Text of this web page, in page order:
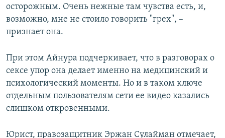
осторожным. Очень нежные там чувства есть, и,
возможно, мне не стоило говорить "грех", –
признает она.
При этом Айнура подчеркивает, что в разговорах о
сексе упор она делает именно на медицинский и
психологический моменты. Но и в таком ключе
отдельным пользователям сети ее видео казались
слишком откровенными.
Юрист, правозащитник Эржан Сулайман отмечает,